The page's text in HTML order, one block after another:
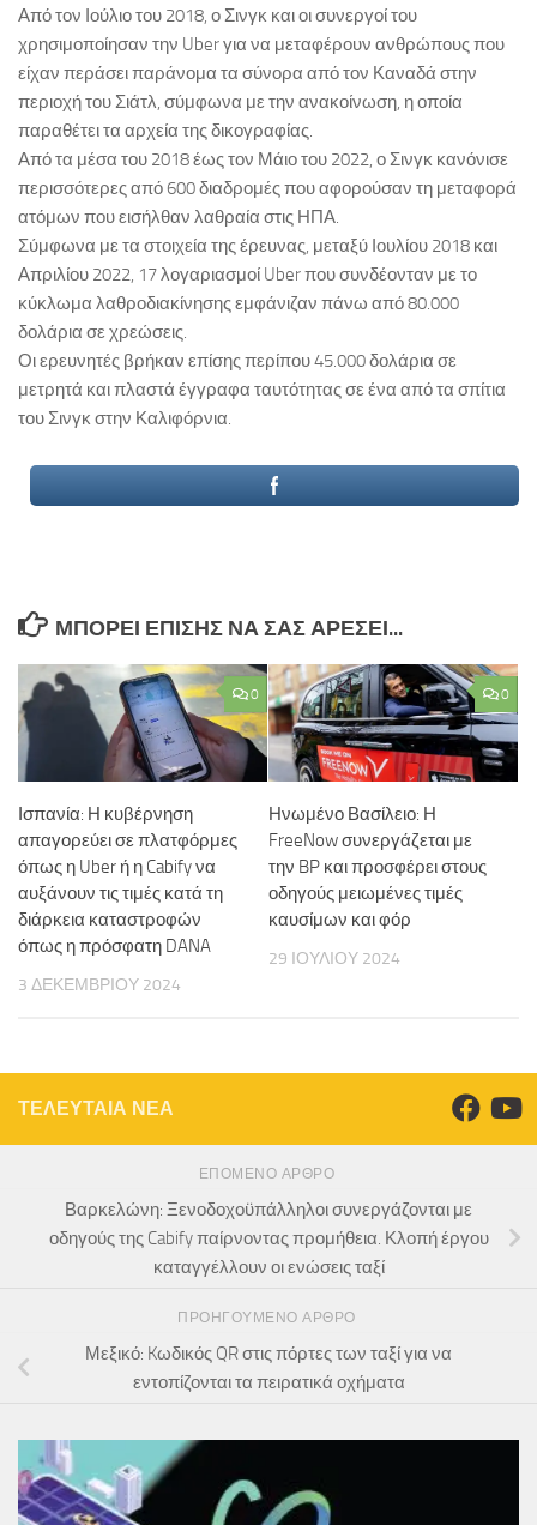
Από τον Ιούλιο του 2018, ο Σινγκ και οι συνεργοί του
χρησιμοποίησαν την Uber για να μεταφέρουν ανθρώπους που
είχαν περάσει παράνομα τα σύνορα από τον Καναδά στην
περιοχή του Σιάτλ, σύμφωνα με την ανακοίνωση, η οποία
παραθέτει τα αρχεία της δικογραφίας.
Από τα μέσα του 2018 έως τον Μάιο του 2022, ο Σινγκ κανόνισε
περισσότερες από 600 διαδρομές που αφορούσαν τη μεταφορά
ατόμων που εισήλθαν λαθραία στις ΗΠΑ.
Σύμφωνα με τα στοιχεία της έρευνας, μεταξύ Ιουλίου 2018 και
Απριλίου 2022, 17 λογαριασμοί Uber που συνδέονταν με το
κύκλωμα λαθροδιακίνησης εμφάνιζαν πάνω από 80.000
δολάρια σε χρεώσεις.
Οι ερευνητές βρήκαν επίσης περίπου 45.000 δολάρια σε
μετρητά και πλαστά έγγραφα ταυτότητας σε ένα από τα σπίτια
του Σινγκ στην Καλιφόρνια.
ΜΠΟΡΕΊ ΕΠΊΣΗΣ ΝΑ ΣΑΣ ΑΡΈΣΕΙ...
0
Ισπανία: Η κυβέρνηση
απαγορεύει σε πλατφόρμες
όπως η Uber ή η Cabify να
αυξάνουν τις τιμές κατά τη
διάρκεια καταστροφών
όπως η πρόσφατη DANA
3 ΔΕΚΕΜΒΡΊΟΥ 2024
0
Ηνωμένο Βασίλειο: Η
FreeNow συνεργάζεται με
την BP και προσφέρει στους
οδηγούς μειωμένες τιμές
καυσίμων και φόρ
29 ΙΟΥΛΊΟΥ 2024
ΤΕΛΕΥΤΑΙΑ ΝΕΑ
ΕΠΌΜΕΝΟ ΆΡΘΡΟ
Βαρκελώνη: Ξενοδοχοϋπάλληλοι συνεργάζονται με
οδηγούς της Cabify παίρνοντας προμήθεια. Κλοπή έργου
καταγγέλλουν οι ενώσεις ταξί
ΠΡΟΗΓΟΎΜΕΝΟ ΆΡΘΡΟ
Μεξικό: Kωδικός QR στις πόρτες των ταξί για να
εντοπίζονται τα πειρατικά οχήματα